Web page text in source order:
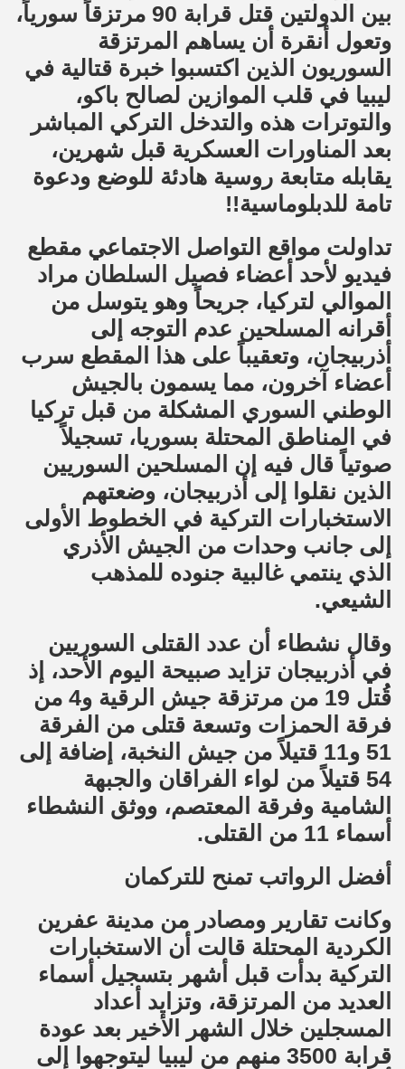
بين الدولتين قتل قرابة 90 مرتزقاً سورياً،
وتعول أنقرة أن يساهم المرتزقة
السوريون الذين اكتسبوا خبرة قتالية في
ليبيا في قلب الموازين لصالح باكو،
والتوترات هذه والتدخل التركي المباشر
بعد المناورات العسكرية قبل شهرين،
يقابله متابعة روسية هادئة للوضع ودعوة
تامة للدبلوماسية!!
تداولت مواقع التواصل الاجتماعي مقطع
فيديو لأحد أعضاء فصيل السلطان مراد
الموالي لتركيا، جريحاً وهو يتوسل من
أقرانه المسلحين عدم التوجه إلى
أذربيجان، وتعقيباً على هذا المقطع سرب
أعضاء آخرون، مما يسمون بالجيش
الوطني السوري المشكلة من قبل تركيا
في المناطق المحتلة بسوريا، تسجيلاً
صوتياً قال فيه إن المسلحين السوريين
الذين نقلوا إلى أذربيجان، وضعتهم
الاستخبارات التركية في الخطوط الأولى
إلى جانب وحدات من الجيش الأذري
الذي ينتمي غالبية جنوده للمذهب
الشيعي.
وقال نشطاء أن عدد القتلى السوريين
في أذربيجان تزايد صبيحة اليوم الأحد، إذ
قُتل 19 من مرتزقة جيش الرقية و4 من
فرقة الحمزات وتسعة قتلى من الفرقة
51 و11 قتيلاً من جيش النخبة، إضافة إلى
54 قتيلاً من لواء الفراقان والجبهة
الشامية وفرقة المعتصم، ووثق النشطاء
أسماء 11 من القتلى.
أفضل الرواتب تمنح للتركمان
وكانت تقارير ومصادر من مدينة عفرين
الكردية المحتلة قالت أن الاستخبارات
التركية بدأت قبل أشهر بتسجيل أسماء
العديد من المرتزقة، وتزايد أعداد
المسجلين خلال الشهر الأخير بعد عودة
قرابة 3500 منهم من ليبيا ليتوجهوا إلى